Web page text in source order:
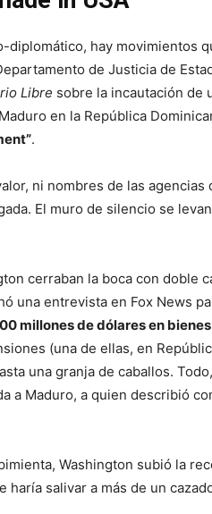
diplomático, hay movimientos
de Justicia de
Libre sobre la incautación de
en la República
.
ni nombres de las
El muro de silencio se
cerraban la boca con doble
una entrevista en Fox News
millones de dólares en
(una de ellas, en
una granja de caballos.
a Maduro, a quien describió
Washington subió la
haría salivar a más de un